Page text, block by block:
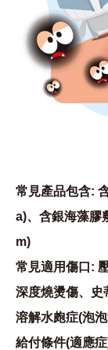
常見產品包含:
a)、含銀海藻膠
m)
常見適用傷口:
深度燒燙傷、史
溶解水皰症(泡泡
給付條件(適應